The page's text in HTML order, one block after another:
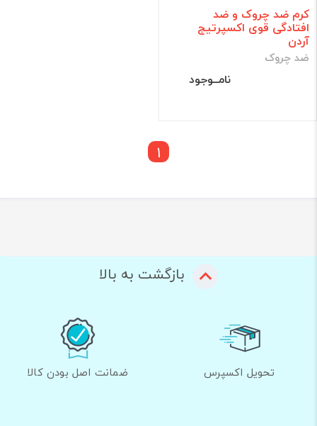
کرم ضد چروک و ضد
افتادگی قوی اکسپرتیج
آردن
ضد چروک
نامــوجود
1
بازگشت به بالا
تحویل اکسپرس ضمانت اصل بودن کالا